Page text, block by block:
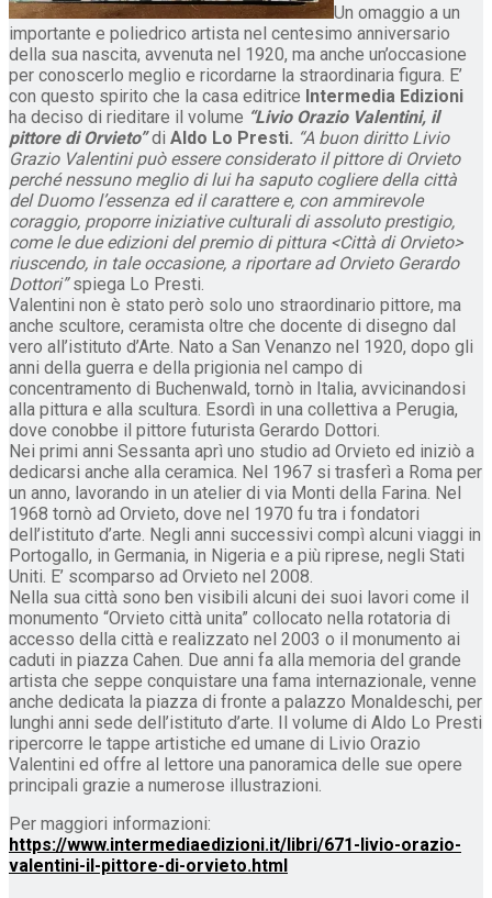
Un omaggio a un
importante e poliedrico artista nel centesimo anniversario
della sua nascita, avvenuta nel 1920, ma anche un’occasione
per conoscerlo meglio e ricordarne la straordinaria figura. E’
con questo spirito che la casa editrice Intermedia Edizioni
ha deciso di rieditare il volume “Livio Orazio Valentini, il
pittore di Orvieto”di Aldo Lo Presti. “A buon diritto Livio
Grazio Valentini può essere considerato il pittore di Orvieto
perché nessuno meglio di lui ha saputo cogliere della città
del Duomo l’essenza ed il carattere e, con ammirevole
coraggio, proporre iniziative culturali di assoluto prestigio,
come le due edizioni del premio di pittura <Città di Orvieto>
riuscendo, in tale occasione, a riportare ad Orvieto Gerardo
Dottori”spiega Lo Presti.
Valentini non è stato però solo uno straordinario pittore, ma
anche scultore, ceramista oltre che docente di disegno dal
vero all’istituto d’Arte. Nato a San Venanzo nel 1920, dopo gli
anni della guerra e della prigionia nel campo di
concentramento di Buchenwald, tornò in Italia, avvicinandosi
alla pittura e alla scultura. Esordì in una collettiva a Perugia,
dove conobbe il pittore futurista Gerardo Dottori.
Nei primi anni Sessanta aprì uno studio ad Orvieto ed iniziò a
dedicarsi anche alla ceramica. Nel 1967 si trasferì a Roma per
un anno, lavorando in un atelier di via Monti della Farina. Nel
1968 tornò ad Orvieto, dove nel 1970 fu tra i fondatori
dell’istituto d’arte. Negli anni successivi compì alcuni viaggi in
Portogallo, in Germania, in Nigeria e a più riprese, negli Stati
Uniti. E’ scomparso ad Orvieto nel 2008.
Nella sua città sono ben visibili alcuni dei suoi lavori come il
monumento “Orvieto città unita” collocato nella rotatoria di
accesso della città e realizzato nel 2003 o il monumento ai
caduti in piazza Cahen. Due anni fa alla memoria del grande
artista che seppe conquistare una fama internazionale, venne
anche dedicata la piazza di fronte a palazzo Monaldeschi, per
lunghi anni sede dell’istituto d’arte. Il volume di Aldo Lo Presti
ripercorre le tappe artistiche ed umane di Livio Orazio
Valentini ed offre al lettore una panoramica delle sue opere
principali grazie a numerose illustrazioni.
Per maggiori informazioni:
https://www.intermediaedizioni.it/libri/671-livio-orazio-
valentini-il-pittore-di-orvieto.html